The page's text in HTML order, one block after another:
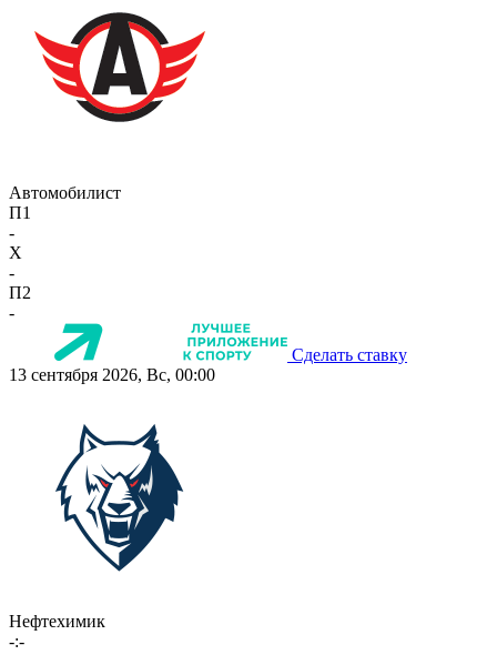
Автомобилист
П1
-
X
-
П2
-
Сделать ставку
13 сентября 2026, Вс, 00:00
Нефтехимик
-:-